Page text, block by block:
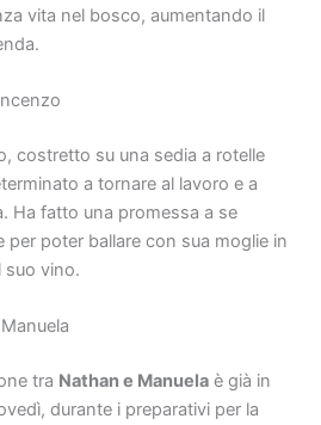
vita nel bosco, aumentando il
costretto su una sedia a rotelle
a tornare al lavoro e a
Ha fatto una promessa a se
per poter ballare con sua moglie in
suo vino.
tra Nathan e Manuela è già in
durante i preparativi per la